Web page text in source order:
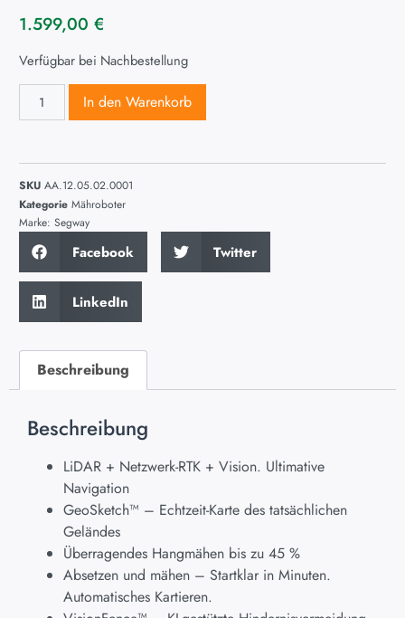
1.599,00 €
Verfügbar bei Nachbestellung
In den Warenkorb
SKU AA.12.05.02.0001
Kategorie Mähroboter
Marke: Segway
Facebook Twitter
LinkedIn
Beschreibung
Beschreibung
LiDAR + Netzwerk-RTK + Vision. Ultimative
Navigation
GeoSketch™ – Echtzeit-Karte des tatsächlichen
Geländes
Überragendes Hangmähen bis zu 45 %
Absetzen und mähen – Startklar in Minuten.
Automatisches Kartieren.